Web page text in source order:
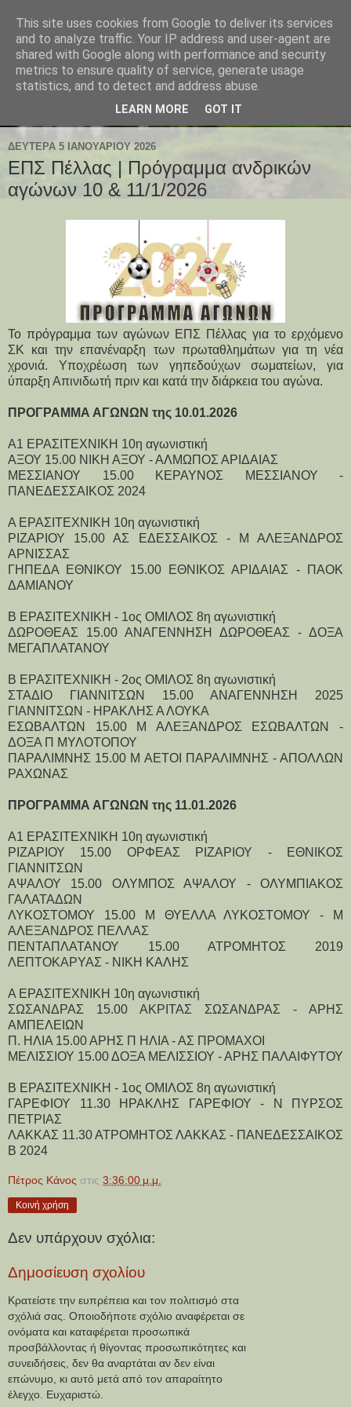
ΔΕΥΤΈΡΑ 5 ΙΑΝΟΥΑΡΊΟΥ 2026
ΕΠΣ Πέλλας | Πρόγραμμα ανδρικών
αγώνων 10 & 11/1/2026
Το πρόγραμμα των αγώνων ΕΠΣ Πέλλας για το ερχόμενο
ΣΚ και την επανέναρξη των πρωταθλημάτων για τη νέα
χρονιά. Υποχρέωση των γηπεδούχων σωματείων, για
ύπαρξη Απινιδωτή πριν και κατά την διάρκεια του αγώνα.
ΠΡΟΓΡΑΜΜΑ ΑΓΩΝΩΝ της 10.01.2026
Α1 ΕΡΑΣΙΤΕΧΝΙΚΗ 10η αγωνιστική
ΑΞΟΥ 15.00 ΝΙΚΗ ΑΞΟΥ - ΑΛΜΩΠΟΣ ΑΡΙΔΑΙΑΣ
ΜΕΣΣΙΑΝΟΥ 15.00 ΚΕΡΑΥΝΟΣ ΜΕΣΣΙΑΝΟΥ -
ΠΑΝΕΔΕΣΣΑΙΚΟΣ 2024
Α ΕΡΑΣΙΤΕΧΝΙΚΗ 10η αγωνιστική
ΡΙΖΑΡΙΟΥ 15.00 ΑΣ ΕΔΕΣΣΑΙΚΟΣ - Μ ΑΛΕΞΑΝΔΡΟΣ
ΑΡΝΙΣΣΑΣ
ΓΗΠΕΔΑ ΕΘΝΙΚΟΥ 15.00 ΕΘΝΙΚΟΣ ΑΡΙΔΑΙΑΣ - ΠΑΟΚ
ΔΑΜΙΑΝΟΥ
Β ΕΡΑΣΙΤΕΧΝΙΚΗ - 1ος ΟΜΙΛΟΣ 8η αγωνιστική
ΔΩΡΟΘΕΑΣ 15.00 ΑΝΑΓΕΝΝΗΣΗ ΔΩΡΟΘΕΑΣ - ΔΟΞΑ
ΜΕΓΑΠΛΑΤΑΝΟΥ
Β ΕΡΑΣΙΤΕΧΝΙΚΗ - 2ος ΟΜΙΛΟΣ 8η αγωνιστική
ΣΤΑΔΙΟ ΓΙΑΝΝΙΤΣΩΝ 15.00 ΑΝΑΓΕΝΝΗΣΗ 2025
ΓΙΑΝΝΙΤΣΩΝ - ΗΡΑΚΛΗΣ Α ΛΟΥΚΑ
ΕΣΩΒΑΛΤΩΝ 15.00 Μ ΑΛΕΞΑΝΔΡΟΣ ΕΣΩΒΑΛΤΩΝ -
ΔΟΞΑ Π ΜΥΛΟΤΟΠΟΥ
ΠΑΡΑΛΙΜΝΗΣ 15.00 Μ ΑΕΤΟΙ ΠΑΡΑΛΙΜΝΗΣ - ΑΠΟΛΛΩΝ
ΡΑΧΩΝΑΣ
ΠΡΟΓΡΑΜΜΑ ΑΓΩΝΩΝ της 11.01.2026
Α1 ΕΡΑΣΙΤΕΧΝΙΚΗ 10η αγωνιστική
ΡΙΖΑΡΙΟΥ 15.00 ΟΡΦΕΑΣ ΡΙΖΑΡΙΟΥ - ΕΘΝΙΚΟΣ
ΓΙΑΝΝΙΤΣΩΝ
ΑΨΑΛΟΥ 15.00 ΟΛΥΜΠΟΣ ΑΨΑΛΟΥ - ΟΛΥΜΠΙΑΚΟΣ
ΓΑΛΑΤΑΔΩΝ
ΛΥΚΟΣΤΟΜΟΥ 15.00 Μ ΘΥΕΛΛΑ ΛΥΚΟΣΤΟΜΟΥ - Μ
ΑΛΕΞΑΝΔΡΟΣ ΠΕΛΛΑΣ
ΠΕΝΤΑΠΛΑΤΑΝΟΥ 15.00 ΑΤΡΟΜΗΤΟΣ 2019
ΛΕΠΤΟΚΑΡΥΑΣ - ΝΙΚΗ ΚΑΛΗΣ
Α ΕΡΑΣΙΤΕΧΝΙΚΗ 10η αγωνιστική
ΣΩΣΑΝΔΡΑΣ 15.00 ΑΚΡΙΤΑΣ ΣΩΣΑΝΔΡΑΣ - ΑΡΗΣ
ΑΜΠΕΛΕΙΩΝ
Π. ΗΛΙΑ 15.00 ΑΡΗΣ Π ΗΛΙΑ - ΑΣ ΠΡΟΜΑΧΟΙ
ΜΕΛΙΣΣΙΟΥ 15.00 ΔΟΞΑ ΜΕΛΙΣΣΙΟΥ - ΑΡΗΣ ΠΑΛΑΙΦΥΤΟΥ
Β ΕΡΑΣΙΤΕΧΝΙΚΗ - 1ος ΟΜΙΛΟΣ 8η αγωνιστική
ΓΑΡΕΦΙΟΥ 11.30 ΗΡΑΚΛΗΣ ΓΑΡΕΦΙΟΥ - Ν ΠΥΡΣΟΣ
ΠΕΤΡΙΑΣ
ΛΑΚΚΑΣ 11.30 ΑΤΡΟΜΗΤΟΣ ΛΑΚΚΑΣ - ΠΑΝΕΔΕΣΣΑΙΚΟΣ
Β 2024
Πέτρος Κάνος στις 3:36:00 μ.μ.
Κοινή χρήση
Δεν υπάρχουν σχόλια:
Δημοσίευση σχολίου
Κρατείστε την ευπρέπεια και τον πολιτισμό στα
σχόλιά σας. Οποιοδήποτε σχόλιο αναφέρεται σε
ονόματα και καταφέρεται προσωπικά
προσβάλλοντας ή θίγοντας προσωπικότητες και
συνειδήσεις, δεν θα αναρτάται αν δεν είναι
επώνυμο, κι αυτό μετά από τον απαραίτητο
έλεγχο. Ευχαριστώ.
This site uses cookies from Google to deliver its services
and to analyze traffic. Your IP address and user-agent are
shared with Google along with performance and security
metrics to ensure quality of service, generate usage
statistics, and to detect and address abuse.
LEARN MORE GOT IT